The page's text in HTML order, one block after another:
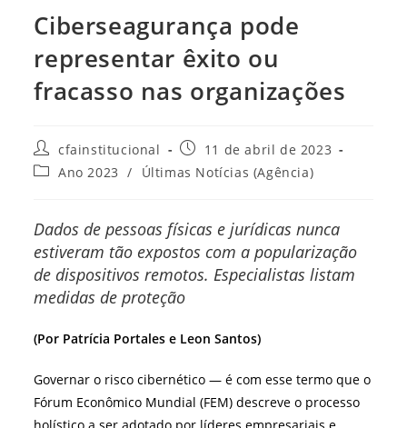
Ciberseagurança pode
representar êxito ou
fracasso nas organizações
Autor
do
post:
cfainstitucional
Post
publicado:
11 de abril de 2023
Categoria
Ano 2023 / Últimas Notícias (Agência)
Dados de pessoas físicas e jurídicas nunca
estiveram tão expostos com a popularização
de dispositivos remotos. Especialistas listam
medidas de proteção
(Por Patrícia Portales e Leon Santos)
Governar o risco cibernético — é com esse termo que o
Fórum Econômico Mundial (FEM) descreve o processo